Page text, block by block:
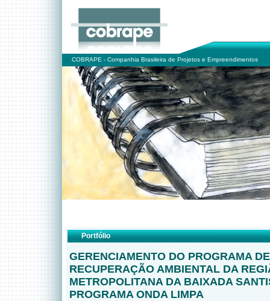
COBRAPE - Companhia Brasileira de Projetos e Empreendimentos
Portfólio
GERENCIAMENTO DO PROGRAMA DE
RECUPERAÇÃO AMBIENTAL DA
METROPOLITANA DA BAIXADA
PROGRAMA ONDA LIMPA